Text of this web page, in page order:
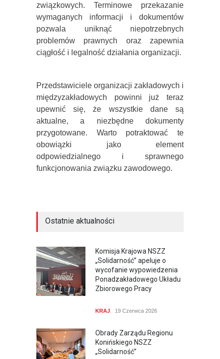
związkowych. Terminowe przekazanie
wymaganych informacji i dokumentów
pozwala uniknąć niepotrzebnych
problemów prawnych oraz zapewnia
ciągłość i legalność działania organizacji.
Przedstawiciele organizacji zakładowych i
międzyzakładowych powinni już teraz
upewnić się, że wszystkie dane są
aktualne, a niezbędne dokumenty
przygotowane. Warto potraktować te
obowiązki jako element
odpowiedzialnego i sprawnego
funkcjonowania związku zawodowego.
Ostatnie aktualności
Komisja Krajowa NSZZ
„Solidarność” apeluje o
wycofanie wypowiedzenia
Ponadzakładowego Układu
Zbiorowego Pracy
KRAJ 19 Czerwca 2026
Obrady Zarządu Regionu
Konińskiego NSZZ
„Solidarność”